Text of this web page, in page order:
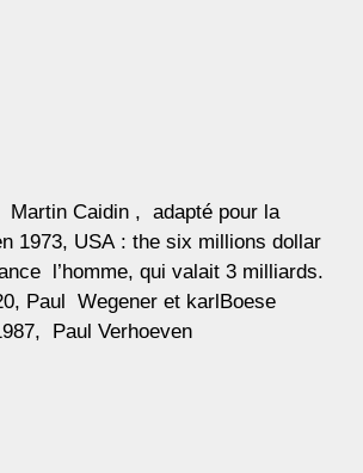
Martin Caidin , adapté pour la
1973, USA : the six millions dollar
l’homme, qui valait 3 milliards.
Paul Wegener et karlBoese
Paul Verhoeven